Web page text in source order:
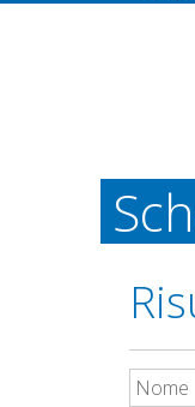
Nome